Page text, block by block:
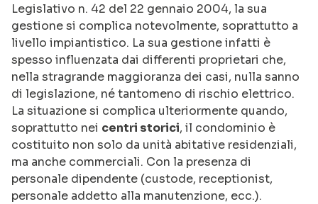
Legislativo n. 42 del 22 gennaio 2004, la sua
gestione si complica notevolmente, soprattutto a
livello impiantistico. La sua gestione infatti è
spesso influenzata dai differenti proprietari che,
nella stragrande maggioranza dei casi, nulla sanno
di legislazione, né tantomeno di rischio elettrico.
La situazione si complica ulteriormente quando,
soprattutto nei centri storici, il condominio è
costituito non solo da unità abitative residenziali,
ma anche commerciali. Con la presenza di
personale dipendente (custode, receptionist,
personale addetto alla manutenzione, ecc.).